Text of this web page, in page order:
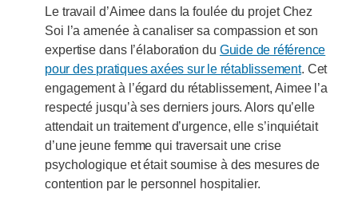
Le travail d’Aimee dans la foulée du projet Chez
Soi l’a amenée à canaliser sa compassion et son
expertise dans l’élaboration du Guide de référence
pour des pratiques axées sur le rétablissement. Cet
engagement à l’égard du rétablissement, Aimee l’a
respecté jusqu’à ses derniers jours. Alors qu’elle
attendait un traitement d’urgence, elle s’inquiétait
d’une jeune femme qui traversait une crise
psychologique et était soumise à des mesures de
contention par le personnel hospitalier.